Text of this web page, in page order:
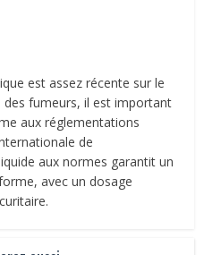
est assez récente sur le
fumeurs, il est important
aux réglementations
de
aux normes garantit un
avec un dosage